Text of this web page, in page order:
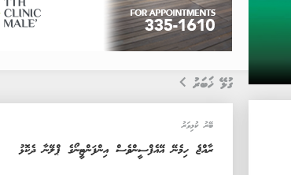
ގުޅޭ ޚަބަރު
ބޭރު ކުޅިވަރު
ރާއްޖެ ހިމެނޭ އޭއެފްސީންވެސް އިންފަންޓީނޯގެ ޕްލޭނާ ދެކޮޅު